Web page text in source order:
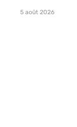
5 août 2026